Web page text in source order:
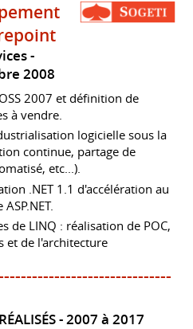
2008
2007 et définition de
à vendre.
logicielle sous la
continue, partage de
etc...).
.NET 1.1 d'accélération au
de LINQ : réalisation de POC,
et de l'architecture
2007 à 2017